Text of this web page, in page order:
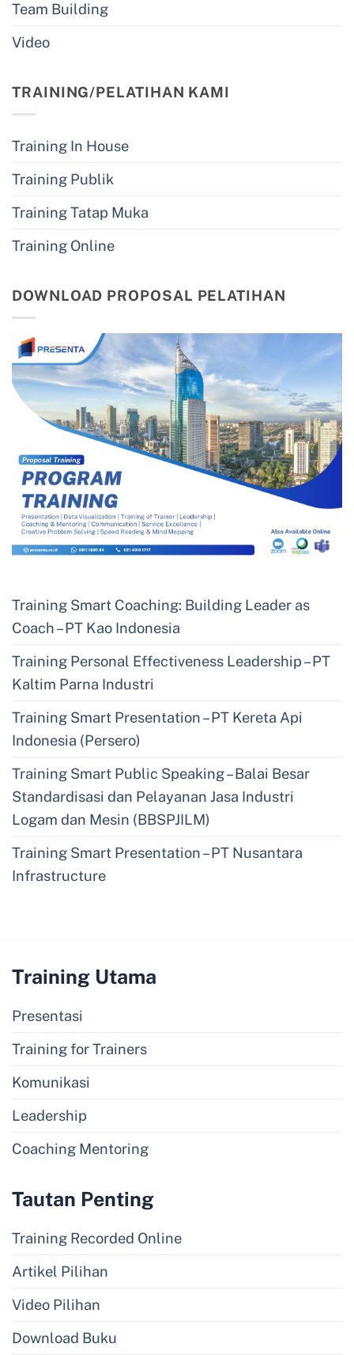
Team Building
Video
TRAINING/PELATIHAN KAMI
Training In House
Training Publik
Training Tatap Muka
Training Online
DOWNLOAD PROPOSAL PELATIHAN
Training Smart Coaching: Building Leader as
Coach – PT Kao Indonesia
Training Personal Effectiveness Leadership – PT
Kaltim Parna Industri
Training Smart Presentation – PT Kereta Api
Indonesia (Persero)
Training Smart Public Speaking – Balai Besar
Standardisasi dan Pelayanan Jasa Industri
Logam dan Mesin (BBSPJILM)
Training Smart Presentation – PT Nusantara
Infrastructure
Training Utama
Presentasi
Training for Trainers
Komunikasi
Leadership
Coaching Mentoring
Tautan Penting
Training Recorded Online
Artikel Pilihan
Video Pilihan
Download Buku